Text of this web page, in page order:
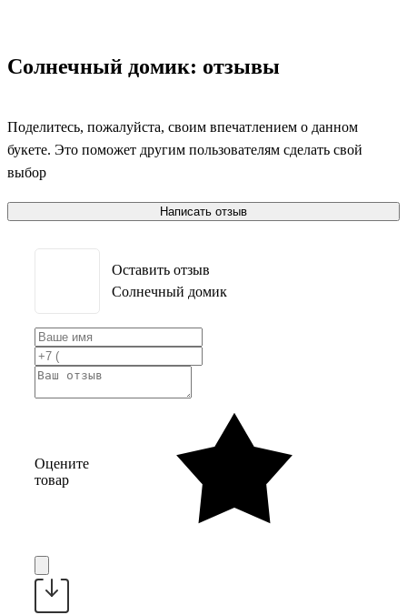
Солнечный домик: отзывы
Поделитесь, пожалуйста, своим впечатлением о данном
букете. Это поможет другим пользователям сделать свой
выбор
Написать отзыв
Оставить отзыв
Солнечный домик
Оцените
товар